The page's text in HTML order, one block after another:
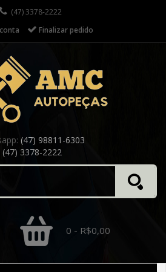
(47) 3378-2222
Finalizar pedido
(47) 98811-6303
(47) 3378-2222
0 - R$0,00